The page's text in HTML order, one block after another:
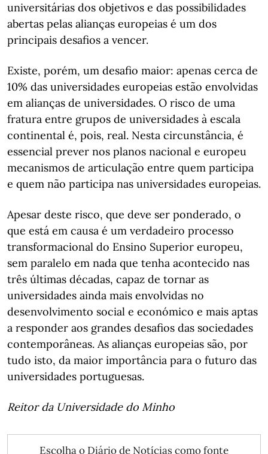
universitárias dos objetivos e das possibilidades
abertas pelas alianças europeias é um dos
principais desafios a vencer.
Existe, porém, um desafio maior: apenas cerca de
10% das universidades europeias estão envolvidas
em alianças de universidades. O risco de uma
fratura entre grupos de universidades à escala
continental é, pois, real. Nesta circunstância, é
essencial prever nos planos nacional e europeu
mecanismos de articulação entre quem participa
e quem não participa nas universidades europeias.
Apesar deste risco, que deve ser ponderado, o
que está em causa é um verdadeiro processo
transformacional do Ensino Superior europeu,
sem paralelo em nada que tenha acontecido nas
três últimas décadas, capaz de tornar as
universidades ainda mais envolvidas no
desenvolvimento social e económico e mais aptas
a responder aos grandes desafios das sociedades
contemporâneas. As alianças europeias são, por
tudo isto, da maior importância para o futuro das
universidades portuguesas.
Reitor da Universidade do Minho
Escolha o Diário de Notícias como fonte